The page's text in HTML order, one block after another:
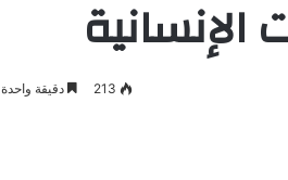
الإنسانية
213 دقيقة واحدة